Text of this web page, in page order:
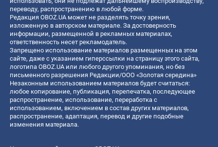
переводу, распространению в любой форме.
Редакция OBOZ.UA может не разделять точку зрения,
изложенную в авторском материале. За достоверность
информации, размещенной в рекламных материалах,
ответственность несет рекламодатель.
Запрещено использование материалов размещенных на этом
сайте, даже с указанием гиперссылки на страницу этого сайта,
логотипа OBOZ.UA или любого другого упоминания, но без
письменного разрешения Редакции/ООО «Золотая середина»
Незаконным использованием материалов будет считаться:
любое копирование, публикация, перепечатка, последующее
распространение, использование, переработка с
использованием, включением в состав других материалов,
распространение, адаптация, перевод и другие подобные
изменения материала.